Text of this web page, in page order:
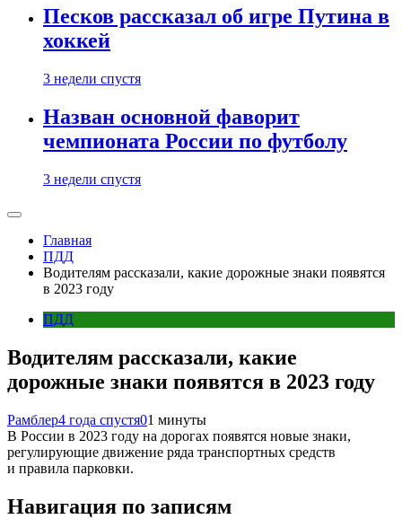
Песков рассказал об игре Путина в
хоккей
3 недели спустя
Назван основной фаворит
чемпионата России по футболу
3 недели спустя
Главная
ПДД
Водителям рассказали, какие дорожные знаки появятся
в 2023 году
ПДД
Водителям рассказали, какие
дорожные знаки появятся в 2023 году
Рамблер4 года спустя01 минуты
В России в 2023 году на дорогах появятся новые знаки,
регулирующие движение ряда транспортных средств
и правила парковки.
Навигация по записям